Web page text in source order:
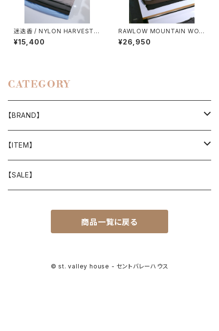
迷迭香 / NYLON HARVEST T
RAINER CLASSIC（2026）
¥15,400
RAWLOW MOUNTAIN WOR
KS / HIKER BAKER PANTS
¥26,950
CATEGORY
【BRAND】
山と道
T-SHIRT
迷迭香
Akihiro Wood Works
【ITEM】
WEAR
【SALE】
商品一覧に戻る
© st. valley house - セントバレーハウス